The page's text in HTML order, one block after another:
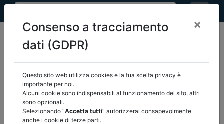
home eventi/torna indietro
EVENTI
Consenso a tracciamento
dati (GDPR)
×
Questo sito web utilizza cookies e la tua scelta privacy è
importante per noi.
Alcuni cookie sono indispensabili al funzionamento del sito, altri
sono opzionali.
Selezionando “Accetta tutti” autorizzerai consapevolmente
anche i cookie di terze parti.